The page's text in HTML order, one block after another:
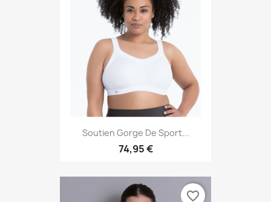
Soutien Gorge De Sport...
74,95 €
favorite_border